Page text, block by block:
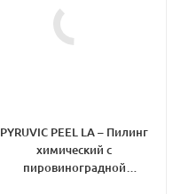
PYRUVIC PEEL LA – Пилинг
химический с
пировиноградной